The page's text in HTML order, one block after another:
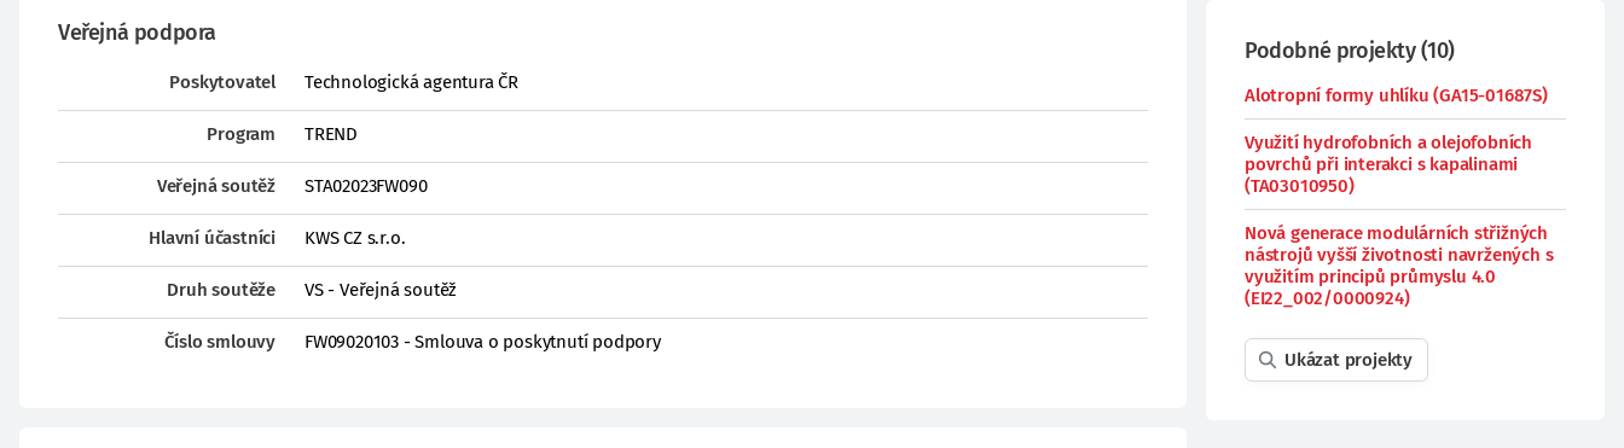
Veřejná podpora
Poskytovatel Technologická agentura ČR
Program TREND
Veřejná soutěž STA02023FW090
Hlavní účastníci KWS CZ s.r.o.
Druh soutěže VS - Veřejná soutěž
Číslo smlouvy FW09020103 - Smlouva o poskytnutí podpory
Podobné projekty(10)
Alotropní formy uhlíku (GA15-01687S)
Využití hydrofobních a olejofobních
povrchů při interakci s kapalinami
(TA03010950)
Nová generace modulárních střižných
nástrojů vyšší životnosti navržených s
využitím principů průmyslu 4.0
(EI22_002/0000924)
Ukázat projekty